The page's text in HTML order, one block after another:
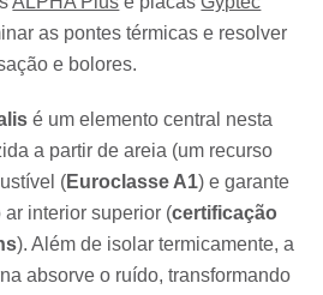
as pontes térmicas e resolver
e bolores.
é um elemento central nesta
a partir de areia (um recurso
(Euroclasse A1) e garante
interior superior (certificação
). Além de isolar termicamente, a
absorve o ruído, transformando